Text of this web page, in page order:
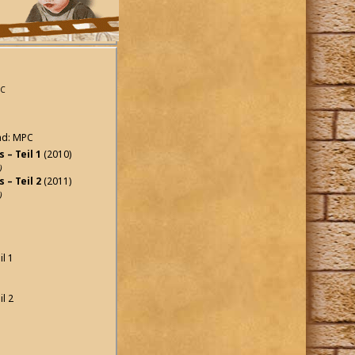
MPC
– Teil 1 (2010)
– Teil 2(2011)
1
2